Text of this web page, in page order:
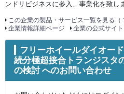
ンドリビジネスに参入、事業化を致し
この企業の製品・サービス一覧を見る（
企業情報詳細ページ
企業の公式サイト
フリーホイールダイオー
続分極超接合トランジスタ
の検討 へのお問い合わせ